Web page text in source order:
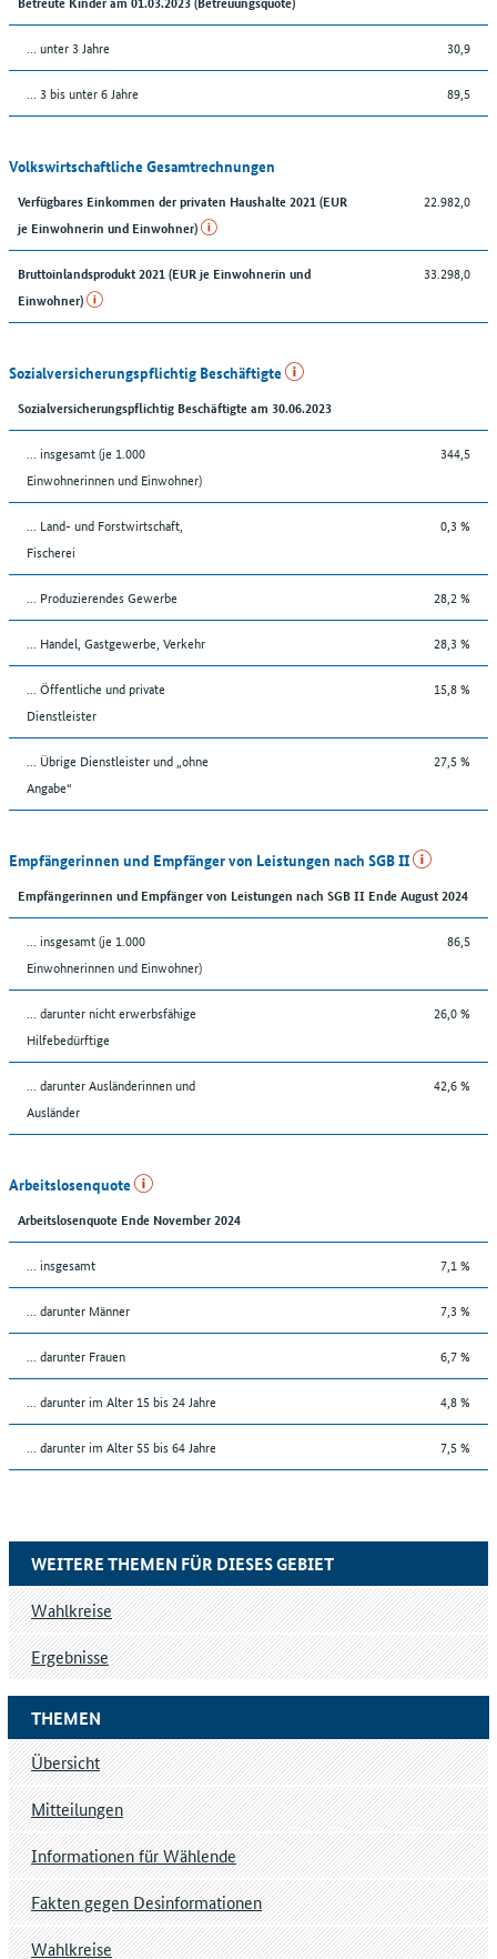
… unter 3 Jahre 30,9
… 3 bis unter 6 Jahre 89,5
Volkswirtschaftliche Gesamtrechnungen
Verfügbares Einkommen der privaten Haushalte 2021 (EUR
je Einwohnerin und Einwohner)
22.982,0
Bruttoinlandsprodukt 2021 (EUR je Einwohnerin und
Einwohner)
33.298,0
Sozialversicherungspflichtig Beschäftigte
Sozialversicherungspflichtig Beschäftigte am 30.06.2023
... insgesamt (je 1.000
Einwohnerinnen und Einwohner)
344,5
... Land- und Forstwirtschaft,
Fischerei
0,3 %
... Produzierendes Gewerbe 28,2 %
... Handel, Gastgewerbe, Verkehr 28,3 %
... Öffentliche und private
Dienstleister
15,8 %
... Übrige Dienstleister und „ohne
Angabe“
27,5 %
Empfängerinnen und Empfänger von Leistungen nach SGB II
Empfängerinnen und Empfänger von Leistungen nach SGB II Ende August 2024
... insgesamt (je 1.000
Einwohnerinnen und Einwohner)
86,5
... darunter nicht erwerbsfähige
Hilfebedürftige
26,0 %
... darunter Ausländerinnen und
Ausländer
42,6 %
Arbeitslosenquote
Arbeitslosenquote Ende November 2024
... insgesamt 7,1 %
... darunter Männer 7,3 %
... darunter Frauen 6,7 %
... darunter im Alter 15 bis 24 Jahre 4,8 %
... darunter im Alter 55 bis 64 Jahre 7,5 %
THEMEN
Übersicht
Mitteilungen
Informationen für Wählende
Fakten gegen Desinformationen
Wahlkreise
WEITERE THEMEN FÜR DIESES GEBIET
Wahlkreise
Ergebnisse